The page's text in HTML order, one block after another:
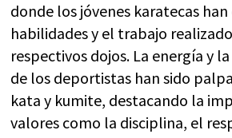
donde los jóvenes karatecas
habilidades y el trabajo
respectivos dojos. La energía y
de los deportistas han sido
kata y kumite, destacando la
valores como la disciplina, el